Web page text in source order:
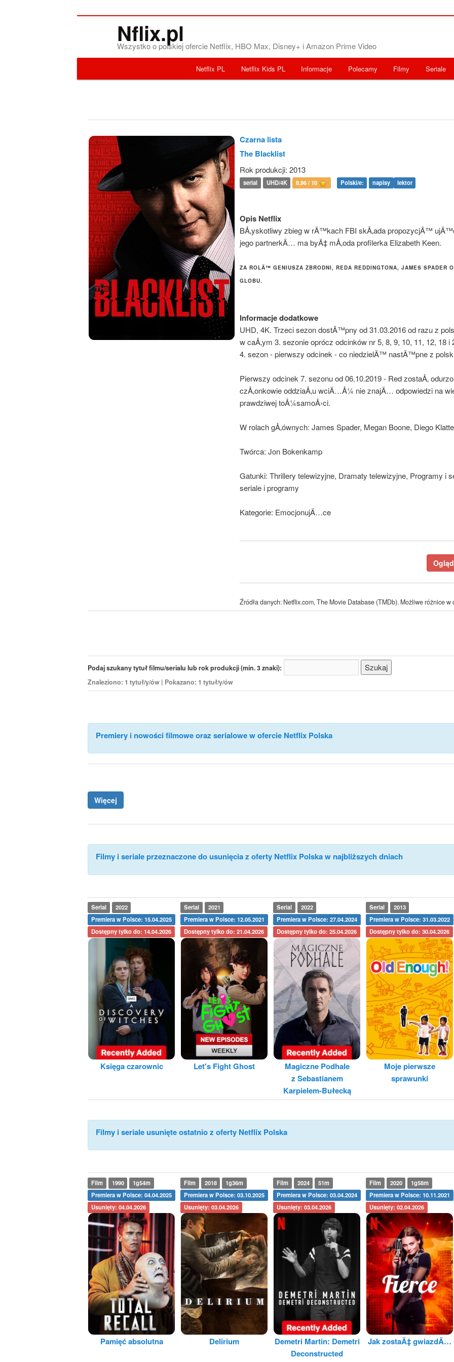
Nflix.pl
Wszystko o polskiej ofercie Netflix, HBO Max, Disney+ i Amazon Prime Video
Seriale
Filmy
Polecamy
Informacje
Netflix Kids PL
Netflix PL
Czarna lista
The Blacklist
Rok produkcji: 2013
serial UHD/4K 8,96 / 10 Polski/e: napisy lektor
Opis Netflix
BÅ‚yskotliwy zbieg w rÄ™kach FBI skÅ‚ada propozycjÄ™
jego partnerkÄ… ma byÄ‡ mÅ‚oda profilerka Elizabeth Keen.
ZA ROLÄ™ GENIUSZA ZBRODNI, REDA REDDINGTONA, JAMES SPADER
GLOBU.
Informacje dodatkowe
UHD, 4K. Trzeci sezon dostÄ™pny od 31.03.2016 od razu z
w caÅ‚ym 3. sezonie oprócz odcinków nr 5, 8, 9, 10, 11, 12, 18
4. sezon - pierwszy odcinek - co niedzielÄ™ nastÄ™pne z
Pierwszy odcinek 7. sezonu od 06.10.2019 - Red zostaÅ‚
czÅ‚onkowie oddziaÅ‚u wciÄ…Å¼ nie znajÄ… odpowiedzi na
prawdziwej toÅ¼samoÅ›ci.
W rolach gÅ‚ównych: James Spader, Megan Boone, Diego
Twórca: Jon Bokenkamp
Gatunki: Thrillery telewizyjne, Dramaty telewizyjne, Programy i
seriale i programy
Kategorie: EmocjonujÄ…ce
Źródła danych: Netflix.com, The Movie Database (TMDb). Możliwe różnice w
Podaj szukany tytuł filmu/serialu lub rok produkcji (min. 3 znaki):
Znaleziono: 1 tytuł/y/ów | Pokazano: 1 tytuł/y/ów
Premiery i nowości filmowe oraz serialowe w ofercie Netflix Polska
Więcej
Filmy i seriale przeznaczone do usunięcia z oferty Netflix Polska w najbliższych dniach
Serial
2022
Premiera w Polsce: 15.04.2025
Dostępny tylko do: 14.04.2026
Księga czarownic
Serial
2021
Premiera w Polsce: 12.05.2021
Dostępny tylko do: 21.04.2026
Let's Fight Ghost
Serial
2022
Premiera w Polsce: 27.04.2024
Dostępny tylko do: 25.04.2026
Magiczne Podhale
z Sebastianem
Karpielem-Bułecką
Serial
2013
Premiera w Polsce: 31.03.2022
Dostępny tylko do: 30.04.2026
Moje pierwsze
sprawunki
Filmy i seriale usunięte ostatnio z oferty Netflix Polska
Film 1990
1g54m
Premiera w Polsce: 04.04.2025
Usunięty: 04.04.2026
Pamięć absolutna
Film 2018
1g36m
Premiera w Polsce: 03.10.2025
Usunięty: 03.04.2026
Delirium
Film 2024
51m
Premiera w Polsce: 03.04.2024
Usunięty: 03.04.2026
Demetri Martin: Demetri
Deconstructed
Film 2020
1g58m
Premiera w Polsce: 10.11.2021
Usunięty: 02.04.2026
Jak zostaÄ‡ gwiazdÄ…